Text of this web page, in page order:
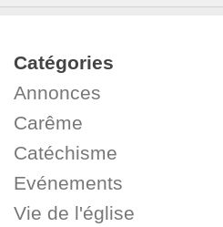
Catégories
Annonces
Carême
Catéchisme
Evénements
Vie de l'église